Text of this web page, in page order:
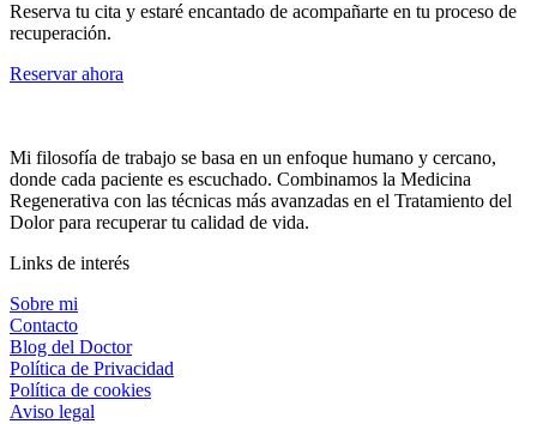
Reserva tu cita y estaré encantado de acompañarte en tu proceso de
recuperación.
Reservar ahora
Mi filosofía de trabajo se basa en un enfoque humano y cercano,
donde cada paciente es escuchado. Combinamos la Medicina
Regenerativa con las técnicas más avanzadas en el Tratamiento del
Dolor para recuperar tu calidad de vida.
Links de interés
Sobre mi
Contacto
Blog del Doctor
Política de Privacidad
Política de cookies
Aviso legal